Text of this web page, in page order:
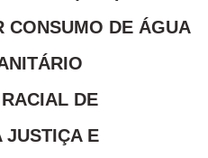
CONSUMO DE ÁGUA
DE
JUSTIÇA E